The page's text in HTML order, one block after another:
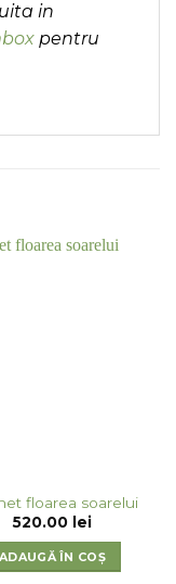
in
pentru
floarea soarelui
520.00
lei
ADAUGĂ ÎN COȘ